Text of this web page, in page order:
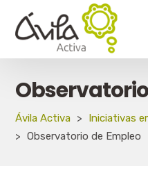
Ávila Activa > Iniciativas
> Observatorio de Empleo